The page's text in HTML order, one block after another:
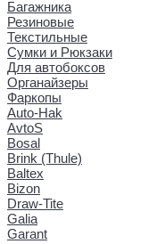
Багажника
Резиновые
Текстильные
Сумки и Рюкзаки
Для автобоксов
Органайзеры
Фаркопы
Auto-Hak
AvtoS
Bosal
Brink (Thule)
Baltex
Bizon
Draw-Tite
Galia
Garant